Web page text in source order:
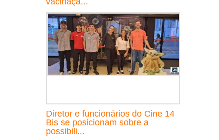
Diretor e funcionários do Cine 14
Bis se posicionam sobre a
possibili...